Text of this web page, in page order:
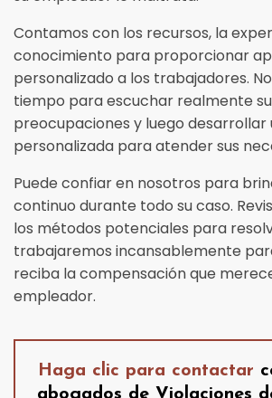
Contamos con los recursos, la
conocimiento para proporcionar
personalizado a los trabajadores.
tiempo para escuchar realmente
preocupaciones y luego
personalizada para atender sus
Puede confiar en nosotros para
continuo durante todo su caso.
los métodos potenciales para
trabajaremos incansablemente
reciba la compensación que
empleador.
Haga clic para contactar
abogados de Violaciones